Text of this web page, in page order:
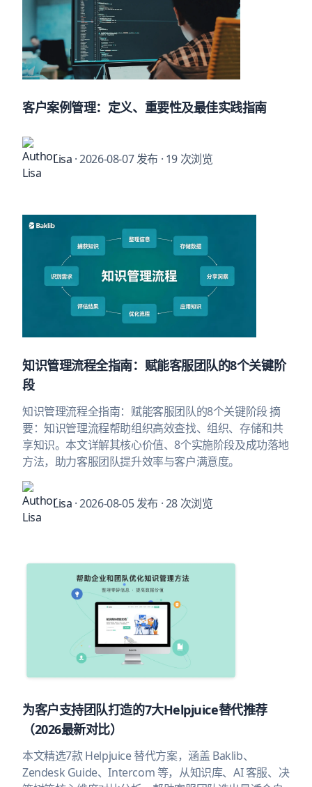
客户案例管理：定义、重要性及最佳实践指南
Lisa · 2026-08-07 发布 · 19 次浏览
知识管理流程全指南：赋能客服团队的8个关键阶
段
知识管理流程全指南：赋能客服团队的8个关键阶段 摘
要：知识管理流程帮助组织高效查找、组织、存储和共
享知识。本文详解其核心价值、8个实施阶段及成功落地
方法，助力客服团队提升效率与客户满意度。
Lisa · 2026-08-05 发布 · 28 次浏览
为客户支持团队打造的7大Helpjuice替代推荐
（2026最新对比）
本文精选7款 Helpjuice 替代方案，涵盖 Baklib、
Zendesk Guide、Intercom 等，从知识库、AI 客服、决